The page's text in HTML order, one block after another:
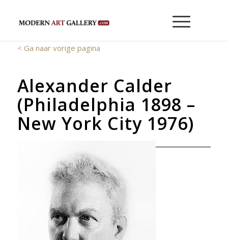
< Ga naar vorige pagina
Alexander Calder
(Philadelphia 1898 –
New York City 1976)